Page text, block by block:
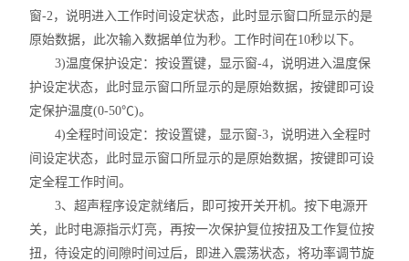
窗-2，说明进入工作时间设定状态，此时显示窗口所显示的是
原始数据，此次输入数据单位为秒。工作时间在10秒以下。
3)温度保护设定：按设置键，显示窗-4，说明进入温度保
护设定状态，此时显示窗口所显示的是原始数据，按键即可设
定保护温度(0-50℃)。
4)全程时间设定：按设置键，显示窗-3，说明进入全程时
间设定状态，此时显示窗口所显示的是原始数据，按键即可设
定全程工作时间。
3、超声程序设定就绪后，即可按开关开机。按下电源开
关，此时电源指示灯亮，再按一次保护复位按扭及工作复位按
扭，待设定的间隙时间过后，即进入震荡状态，将功率调节旋